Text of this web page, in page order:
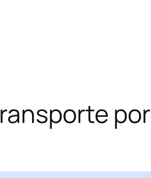
por